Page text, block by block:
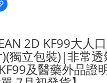
2D KF99大人
獨立包裝)|非常
及醫藥外品證